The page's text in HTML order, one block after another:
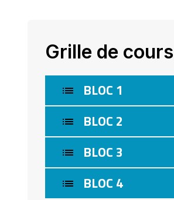
Grille de cours
BLOC 1
BLOC 2
BLOC 3
BLOC 4